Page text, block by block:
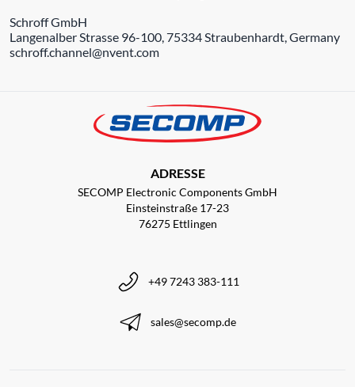
Schroff GmbH
Langenalber Strasse 96-100, 75334 Straubenhardt, Germany
schroff.channel@nvent.com
ADRESSE
SECOMP Electronic Components GmbH
Einsteinstraße 17-23
76275 Ettlingen
+49 7243 383-111
sales@secomp.de